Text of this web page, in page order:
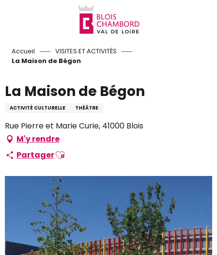
Accueil
VISITES ET ACTIVITÉS
La Maison de Bégon
La Maison de Bégon
ACTIVITÉ CULTURELLE THÉÂTRE
Rue Pierre et Marie Curie, 41000 Blois
M'y rendre
PartagerAjouter aux favoris